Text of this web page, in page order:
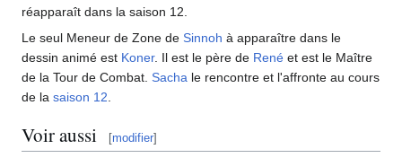
réapparaît dans la saison 12.
Le seul Meneur de Zone de Sinnoh à apparaître dans le
dessin animé est Koner. Il est le père de René et est le Maître
de la Tour de Combat. Sacha le rencontre et l'affronte au cours
de la saison 12
Voir aussi [modifier]